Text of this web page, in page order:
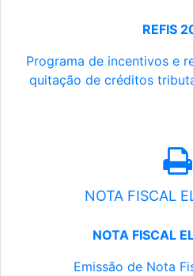
REFIS
Programa de incentivos e
quitação de créditos
NOTA FISCAL
NOTA FISCAL
Emissão de Nota